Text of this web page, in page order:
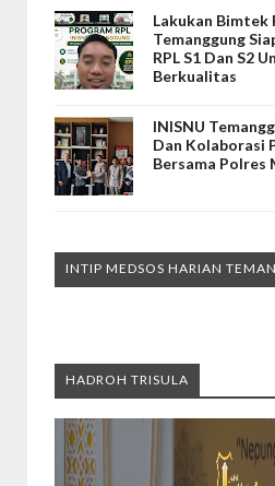
Lakukan Bimtek
Temanggung
RPL S1 Dan S2
Berkualitas
INISNU
Dan Kolaborasi
Bersama Polres
INTIP MEDSOS HARIAN
HADROH TRISULA